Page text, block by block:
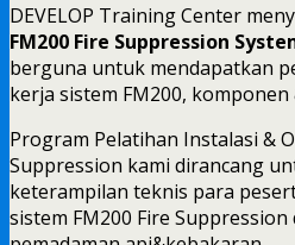
DEVELOP Training Center
FM200 Fire Suppression
berguna untuk mendapatkan
kerja sistem FM200,
Program Pelatihan Instalasi &
Suppression kami dirancang
keterampilan teknis para
sistem FM200 Fire